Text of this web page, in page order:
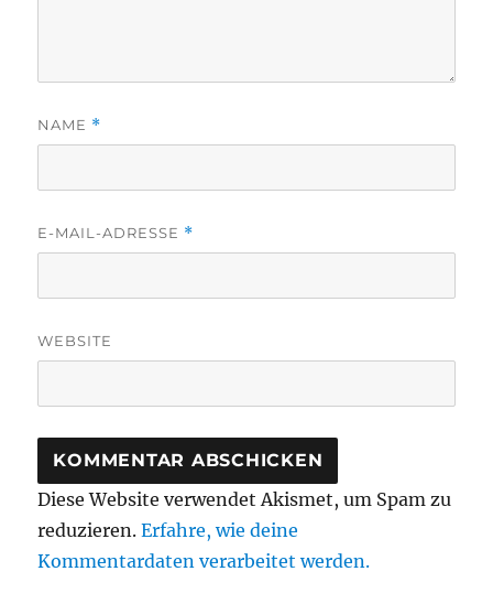
NAME *
E-MAIL-ADRESSE *
WEBSITE
Diese Website verwendet Akismet, um Spam zu
reduzieren.Erfahre, wie deine
Kommentardaten verarbeitet werden.